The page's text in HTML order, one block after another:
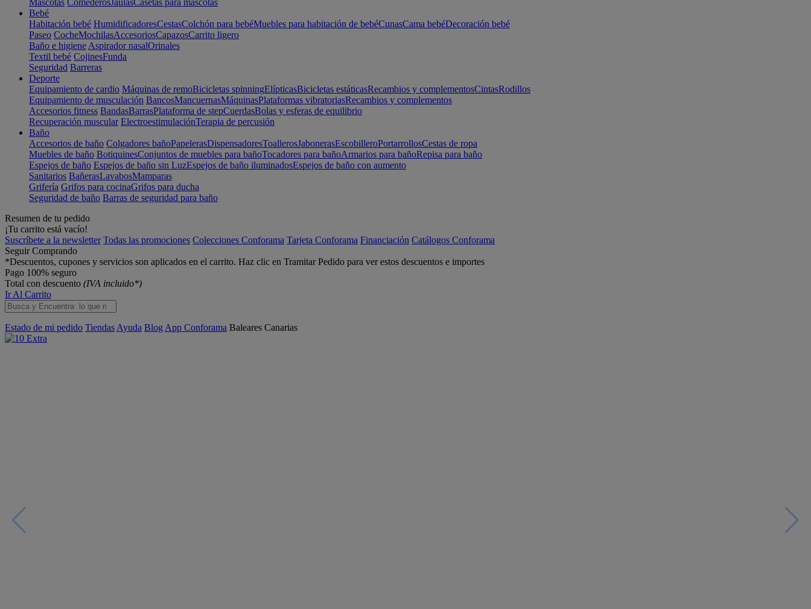
Mascotas ComederosJaulasCasetas para mascotas
Bebé
Habitación bebé HumidificadoresCestasColchón para bebéMuebles para habitación de bebéCunasCama bebéDecoración bebé
Paseo CocheMochilasAccesoriosCapazosCarrito ligero
Baño e higiene Aspirador nasalOrinales
Textil bebé CojinesFunda
Seguridad Barreras
Deporte
Equipamiento de cardio Máquinas de remoBicicletas spinningElípticasBicicletas estáticasRecambios y complementosCintasRodillos
Equipamiento de musculación BancosMancuernasMáquinasPlataformas vibratoriasRecambios y complementos
Accesorios fitness BandasBarrasPlataforma de stepCuerdasBolas y esferas de equilibrio
Recuperación muscular ElectroestimulaciónTerapia de percusión
Baño
Accesorios de baño Colgadores bañoPapelerasDispensadoresToallerosJabonerasEscobilleroPortarrollosCestas de ropa
Muebles de baño BotiquinesConjuntos de muebles para bañoTocadores para bañoArmarios para bañoRepisa para baño
Espejos de baño Espejos de baño sin LuzEspejos de baño iluminadosEspejos de baño con aumento
Sanitarios BañerasLavabosMamparas
Grifería Grifos para cocinaGrifos para ducha
Seguridad de baño Barras de seguridad para baño
Resumen de tu pedido
¡Tu carrito está vacío!
Suscríbete a la newsletter Todas las promociones Colecciones Conforama Tarjeta Conforama Financiación Catálogos Conforama
Seguir Comprando
*Descuentos, cupones y servicios son aplicados en el carrito. Haz clic en Tramitar Pedido para ver estos descuentos e importes
Pago 100% seguro
Total con descuento (IVA incluido*)
Ir Al Carrito
Estado de mi pedido Tiendas Ayuda Blog App Conforama Baleares Canarias